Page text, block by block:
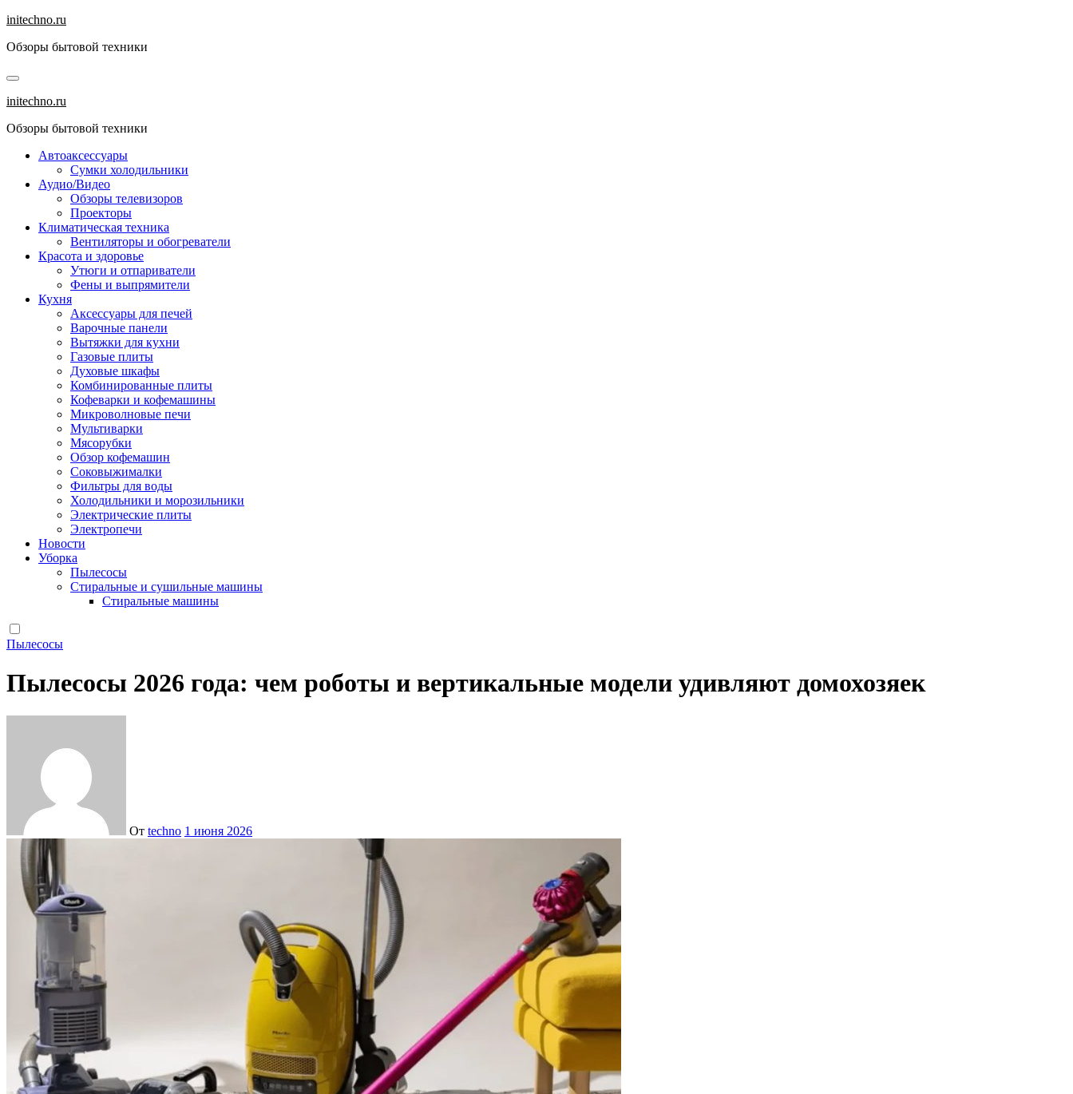
Перейти
содержанию
initechno.ru
Обзоры бытовой техники
initechno.ru
Обзоры бытовой техники
Автоаксессуары
Сумки холодильники
Аудио/Видео
Обзоры телевизоров
Проекторы
Климатическая техника
Вентиляторы и обогреватели
Красота и здоровье
Утюги и отпариватели
Фены и выпрямители
Кухня
Аксессуары для печей
Варочные панели
Вытяжки для кухни
Газовые плиты
Духовые шкафы
Комбинированные плиты
Кофеварки и кофемашины
Микроволновые печи
Мультиварки
Мясорубки
Обзор кофемашин
Соковыжималки
Фильтры для воды
Холодильники и морозильники
Электрические плиты
Электропечи
Новости
Уборка
Пылесосы
Стиральные и сушильные машины
Стиральные машины
Пылесосы
Пылесосы 2026 года: чем роботы и вертикальные модели удивляют домохозяек
От techno 1 июня 2026